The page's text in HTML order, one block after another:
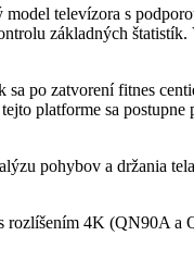
televízora s
základných štatistík.
po zatvorení fitnes
platforme sa postupne
pohybov a držania
rozlíšením 4K (QN90A a